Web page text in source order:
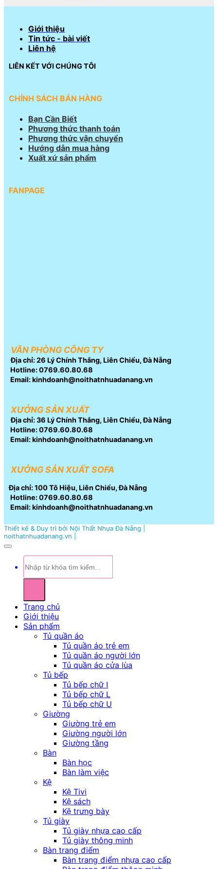
Giới thiệu
Tin tức - bài viết
Liên hệ
LIÊN KẾT VỚI CHÚNG TÔI
CHÍNH SÁCH BÁN HÀNG
Bạn Cần Biết
Phương thức thanh toán
Phương thức vận chuyển
Hướng dẫn mua hàng
Xuất xứ sản phẩm
FANPAGE
VĂN PHÒNG CÔNG TY
Địa chỉ: 26 Lý Chính Thắng, Liên Chiểu, Đà Nẵng
Hotline: 0769.60.80.68
Email: kinhdoanh@noithatnhuadanang.vn
XƯỞNG SẢN XUẤT
Địa chỉ: 36 Lý Chính Thắng, Liên Chiểu, Đà Nẵng
Hotline: 0769.60.80.68
Email: kinhdoanh@noithatnhuadanang.vn
XƯỞNG SẢN XUẤT SOFA
Địa chỉ: 100 Tô Hiệu, Liên Chiểu, Đà Nẵng
Hotline: 0769.60.80.68
Email: kinhdoanh@noithatnhuadanang.vn
Thiết kế & Duy trì bởi Nội Thất Nhựa Đà Nẵng |
noithatnhuadanang.vn |
Tìm
kiếm:
Trang chủ
Giới thiệu
Sản phẩm
Tủ quần áo
Tủ quần áo trẻ em
Tủ quần áo người lớn
Tủ quần áo cửa lùa
Tủ bếp
Tủ bếp chữ I
Tủ bếp chữ L
Tủ bếp chữ U
Giường
Giường trẻ em
Giường người lớn
Giường tầng
Bàn
Bàn học
Bàn làm việc
Kệ
Kệ Tivi
Kệ sách
Kệ trưng bày
Tủ giày
Tủ giày nhựa cao cấp
Tủ giày thông minh
Bàn trang điểm
Bàn trang điểm nhựa cao cấp